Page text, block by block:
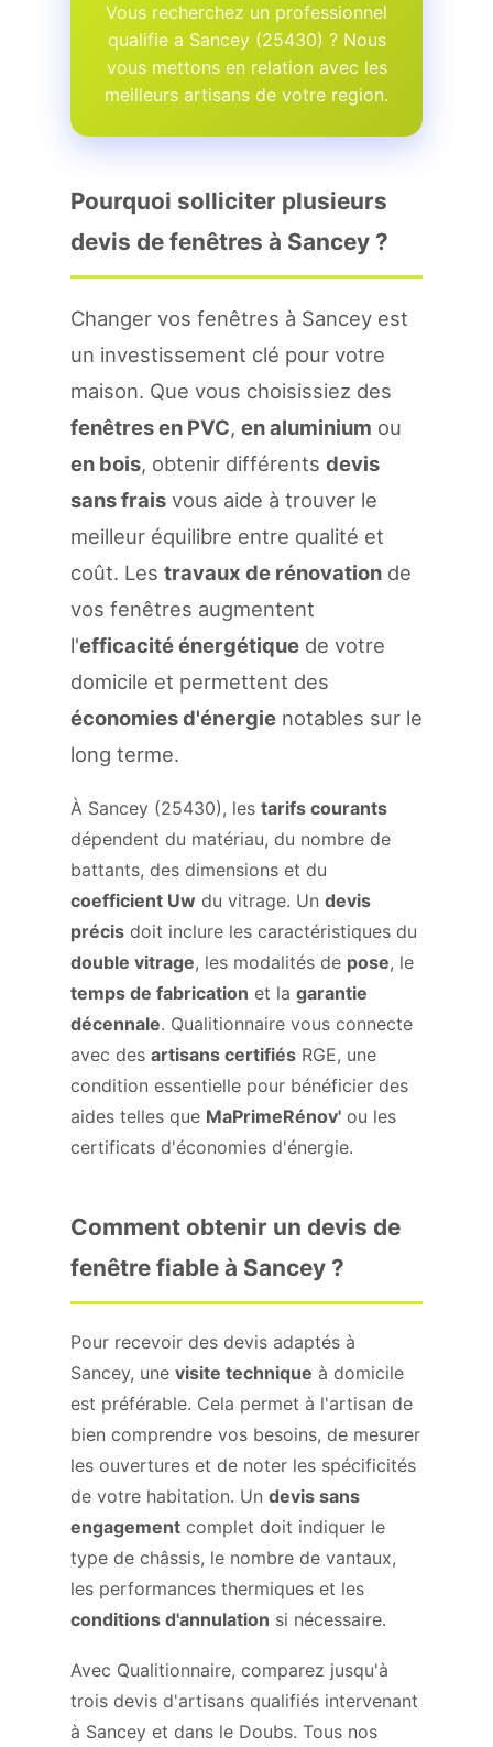
Vous recherchez un professionnel
qualifie a Sancey (25430) ? Nous
vous mettons en relation avec les
meilleurs artisans de votre region.
Pourquoi solliciter plusieurs
devis de fenêtres à Sancey ?
Changer vos fenêtres à Sancey est
un investissement clé pour votre
maison. Que vous choisissiez des
fenêtres en PVC, en aluminium ou
en bois, obtenir différents devis
sans frais vous aide à trouver le
meilleur équilibre entre qualité et
coût. Les travaux de rénovation de
vos fenêtres augmentent
l'efficacité énergétique de votre
domicile et permettent des
économies d'énergie notables sur le
long terme.
À Sancey (25430), les tarifs courants
dépendent du matériau, du nombre de
battants, des dimensions et du
coefficient Uw du vitrage. Un devis
précis doit inclure les caractéristiques du
double vitrage, les modalités de pose, le
temps de fabrication et la garantie
décennale. Qualitionnaire vous connecte
avec des artisans certifiés RGE, une
condition essentielle pour bénéficier des
aides telles que MaPrimeRénov' ou les
certificats d'économies d'énergie.
Comment obtenir un devis de
fenêtre fiable à Sancey ?
Pour recevoir des devis adaptés à
Sancey, une visite technique à domicile
est préférable. Cela permet à l'artisan de
bien comprendre vos besoins, de mesurer
les ouvertures et de noter les spécificités
de votre habitation. Un devis sans
engagement complet doit indiquer le
type de châssis, le nombre de vantaux,
les performances thermiques et les
conditions d'annulation si nécessaire.
Avec Qualitionnaire, comparez jusqu'à
trois devis d'artisans qualifiés intervenant
à Sancey et dans le Doubs. Tous nos